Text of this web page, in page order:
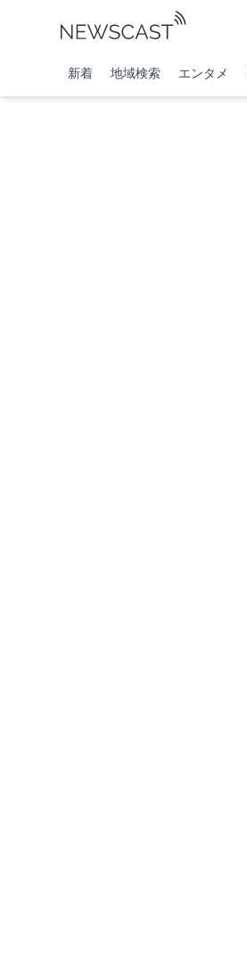
新着 地域検索 エンタメ